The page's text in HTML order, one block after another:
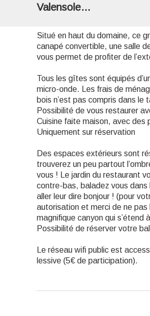
Valensole…
Situé en haut du domaine, ce
canapé convertible, une salle
vous permet de profiter de
Tous les gîtes sont équipés
micro-onde. Les frais de
bois n’est pas compris dans le
Possibilité de vous restaurer
Cuisine faite maison, avec des
Uniquement sur réservation
Des espaces extérieurs sont
trouverez un peu partout
vous ! Le jardin du restaurant
contre-bas, baladez vous dans
aller leur dire bonjour ! (pour
autorisation et merci de ne pas
magnifique canyon qui s’étend
Possibilité de réserver votre
Le réseau wifi public est
lessive (5€ de participation).